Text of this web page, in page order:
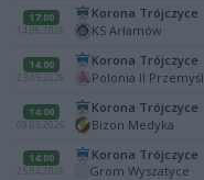
17:00
14.06.2026
Korona Trójczyce
KS Arłamów
14:00
23.05.2026
Korona Trójczyce
Polonia II Przemyśl
14:00
09.05.2026
Korona Trójczyce
Bizon Medyka
14:00
25.04.2026
Korona Trójczyce
Grom Wyszatyce